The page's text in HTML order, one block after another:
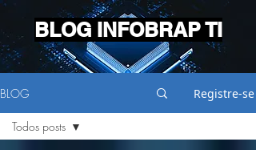
BLOG INFOBRAP TI
BLOG Registre-se
Todos posts